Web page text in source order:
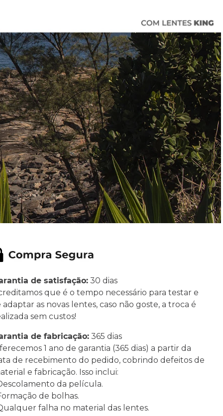
de satisfação:30 dias
que é o tempo necessário para testar e
adaptar as novas lentes, caso não goste, a troca é
sem custos!
de fabricação:365 dias
1 ano de garantia (365 dias) a partir da
de recebimento do pedido, cobrindo defeitos de
e fabricação. Isso inclui:
da película.
de bolhas.
falha no material das lentes.